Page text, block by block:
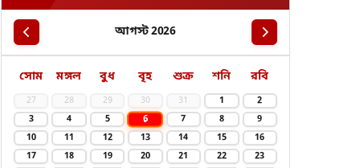
আগস্ট 2026
সোম মঙ্গল বুধ বৃহ শুক্র শনি রবি
27 28 29 30 31 1
2
3
4 5 6 7 8
9
10
11 12 13 14 15
16
17
18 19 20 21 22
23